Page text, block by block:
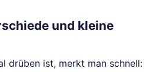
und kleine
drüben ist, merkt man schnell: